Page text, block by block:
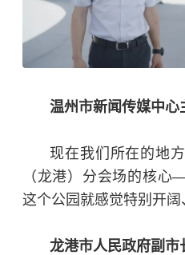
温州市新闻传媒中心
现在我们所在的地
（龙港）分会场的核
这个公园就感觉特别开阔
龙港市人民政府副市